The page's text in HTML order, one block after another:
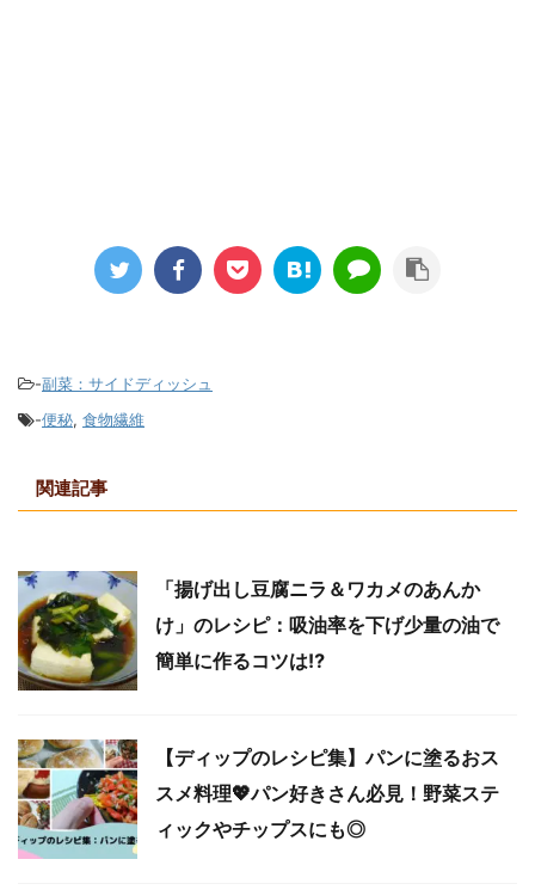
-副菜：サイドディッシュ
-便秘, 食物繊維
関連記事
「揚げ出し豆腐ニラ＆ワカメのあんか
け」のレシピ：吸油率を下げ少量の油で
簡単に作るコツは⁉
【ディップのレシピ集】パンに塗るおス
スメ料理💖パン好きさん必見！野菜ステ
ィックやチップスにも◎